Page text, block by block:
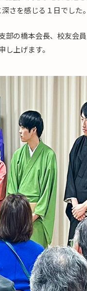
さを感じる１日でした。
の橋本会長、校友会
上げます。